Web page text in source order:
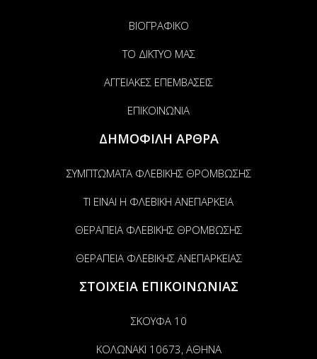
ΒΙΟΓΡΑΦΙΚΟ
ΤΟ ΔΙΚΤΥΟ ΜΑΣ
ΑΓΓΕΙΑΚΕΣ ΕΠΕΜΒΑΣΕΙΣ
ΕΠΙΚΟΙΝΩΝΙΑ
ΔΗΜΟΦΙΛΗ ΑΡΘΡΑ
ΣΥΜΠΤΩΜΑΤΑ ΦΛΕΒΙΚΗΣ ΘΡΟΜΒΩΣΗΣ
ΤΙ ΕΙΝΑΙ Η ΦΛΕΒΙΚΗ ΑΝΕΠΑΡΚΕΙΑ
ΘΕΡΑΠΕΙΑ ΦΛΕΒΙΚΗΣ ΘΡΟΜΒΩΣΗΣ
ΘΕΡΑΠΕΙΑ ΦΛΕΒΙΚΗΣ ΑΝΕΠΑΡΚΕΙΑΣ
ΣΤΟΙΧΕΙΑ ΕΠΙΚΟΙΝΩΝΙΑΣ
ΣΚΟΥΦΑ 10
ΚΟΛΩΝΑΚΙ 10673, ΑΘΗΝΑ